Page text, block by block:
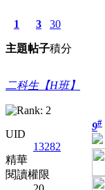
1
主題
3
帖子
30
積分
二科生【H班】
UID
13282
精華
閱讀權限
9#